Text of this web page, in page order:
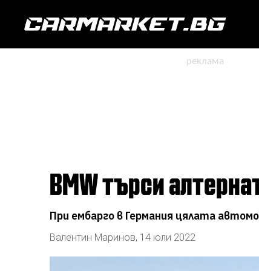
BMW търси
При ембарго в Германия цялата
Валентин Маринов, 14 юли 2022